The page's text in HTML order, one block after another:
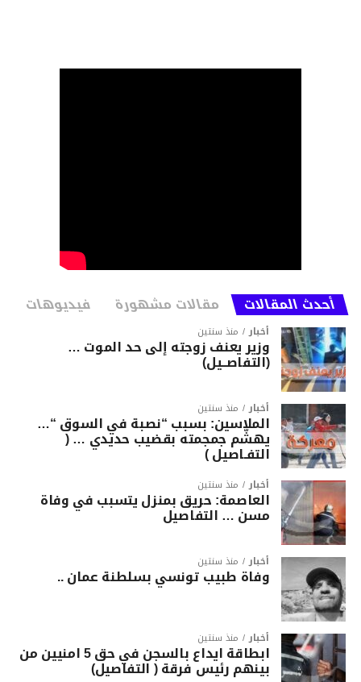
أحدث المقالات مقالات مشهورة فيديوهات
أخبار منذ سنتين
وزير يعنف زوجته إلى حد الموت …
(التفاصــيل)
أخبار منذ سنتين
الملاسين: بسبب “نصبة في السوق “…
يهشّم جمجمته بقضيب حديدي … (
التفـاصيل )
أخبار منذ سنتين
العاصمة: حريق بمنزل يتسبب في وفاة
مسن … التفاصيل
أخبار منذ سنتين
وفاة طبيب تونسي بسلطنة عمان ..
أخبار منذ سنتين
ابطاقة ايداع بالسجن في حق 5 امنيين من
بينهم رئيس فرقة ( التفاصيل)